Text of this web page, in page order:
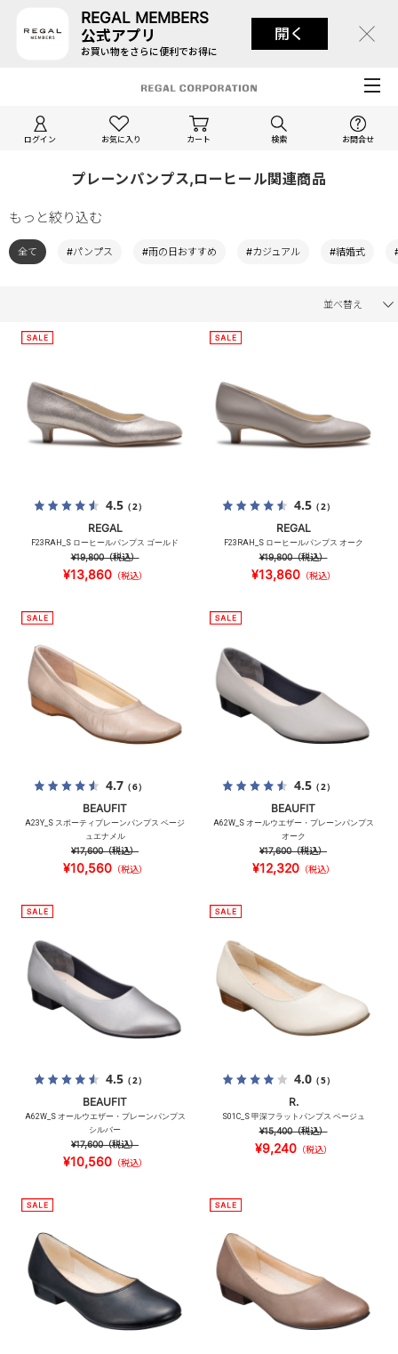
REGAL MEMBERS
公式アプリ
お買い物をさらに便利でお得に
開く
ログイン お気に入り カート 検索 お問合せ
プレーンパンプス,ローヒール関連商品
もっと絞り込む
全て #パンプス #雨の日おすすめ #カジュアル #結婚式
並べ替え
4.5（2）
REGAL
F23RAH_S ローヒールパンプス ゴールド
¥19,800（税込）
¥13,860（税込）
4.5（2）
REGAL
F23RAH_S ローヒールパンプス オーク
¥19,800（税込）
¥13,860（税込）
4.7（6）
BEAUFIT
A23Y_S スポーティプレーンパンプス ベージ
ュエナメル
¥17,600（税込）
¥10,560（税込）
4.5（2）
BEAUFIT
A62W_S オールウエザー・プレーンパンプス
オーク
¥17,600（税込）
¥12,320（税込）
4.5（2）
BEAUFIT
A62W_S オールウエザー・プレーンパンプス
シルバー
¥17,600（税込）
¥10,560（税込）
4.0（5）
R.
S01C_S 甲深フラットパンプス ベージュ
¥15,400（税込）
¥9,240（税込）